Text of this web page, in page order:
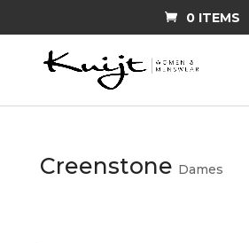
0 ITEMS
Creenstone Dames